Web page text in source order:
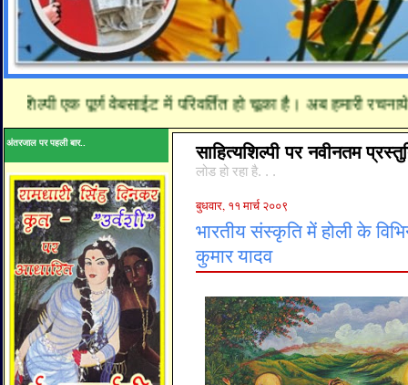
एक पूर्ण वेबसाईट में परिवर्तित हो चूका है। अब हमारी रचनाये
अंतरजाल पर पहली बार.. साहित्यशिल्पी पर नवीनतम
लोड हो रहा है. . .
बुधवार, ११ मार्च २००९
भारतीय संस्कृति में होली के
कुमार यादव